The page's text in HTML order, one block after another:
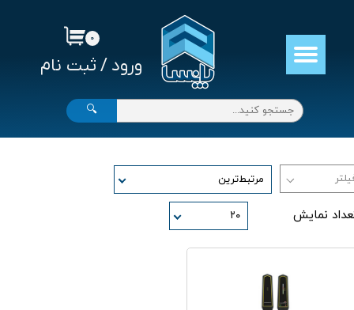
ورود / ثبت نام
حساب کاربری من
تغییر گذر واژه
سفارشات
خروج از حساب کاربری
۰
🔍
مرتبط‌ترین
نمایش ۲۰